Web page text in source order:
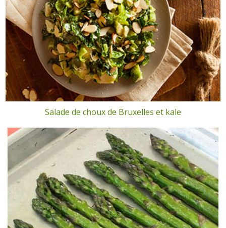
Salade de choux de Bruxelles et kale